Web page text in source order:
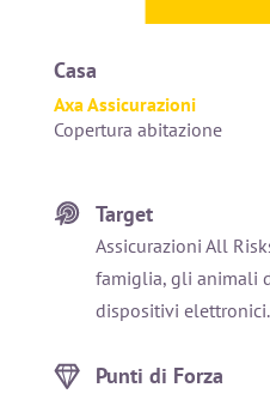
Casa
Axa Assicurazioni
Copertura abitazione
Target
Assicurazioni All
famiglia, gli animali
dispositivi elettronici.
Punti di Forza